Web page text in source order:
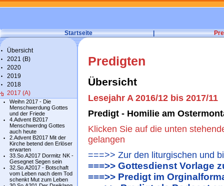
Startseite |
Übersicht
2021 (B)
2020
2019
2018
2017 (A)
Weihn 2017 - Die
Menschwerdung Gottes
und der Friede
4.Advent B2017
Menschwerdng Gottes
auch heute
2.Advent B2017 Mit der
Kirche betend den Erlöser
erwarten
33.So.A2017 Dormitz NK -
Gesegnet Segen sein
32.So.A2017 - Botschaft
vom Leben nach dem Tod
schenkt Mut zum Leben
Predigten
Übersicht
Lesejahr A 2016/12 bis 2017/11
Predigt - Homilie am
Klicken Sie auf die unten
gelangen
===>> Zur den liturgischen und
===>> Gottesdienst Vorlage
===>> Predigt im